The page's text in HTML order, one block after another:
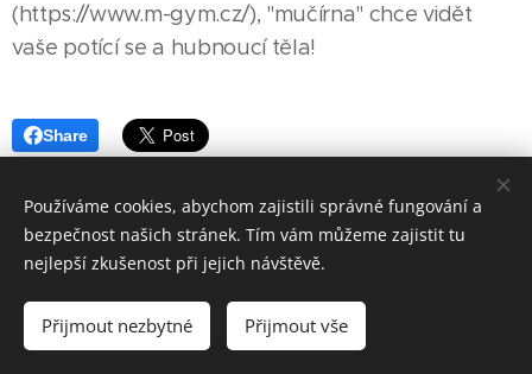
(https://www.m-gym.cz/), "mučírna" chce vidět
vaše potící se a hubnoucí těla!
Share
Made in Jesenicko © 2026 positivJE. Všechna práva vyhrazena.
Cookies
Používáme cookies, abychom zajistili správné fungování a
bezpečnost našich stránek. Tím vám můžeme zajistit tu
nejlepší zkušenost při jejich návštěvě.
Přijmout nezbytné Přijmout vše